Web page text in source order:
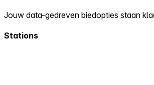
Jouw data-gedreven biedopties staan
Stations